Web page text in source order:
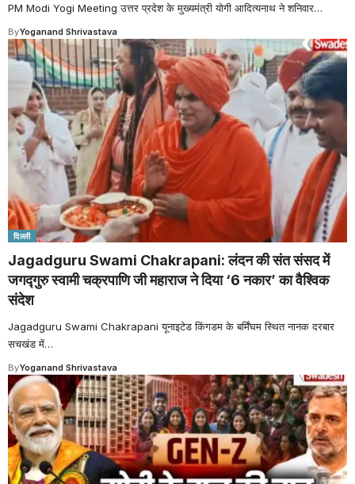
PM Modi Yogi Meeting उत्तर प्रदेश के मुख्यमंत्री योगी आदित्यनाथ ने शनिवार…
ByYoganand Shrivastava
दिल्ली
Jagadguru Swami Chakrapani: लंदन की संत संसद में
जगद्गुरु स्वामी चक्रपाणि जी महाराज ने दिया ‘6 नकार’ का वैश्विक
संदेश
Jagadguru Swami Chakrapani यूनाइटेड किंगडम के बर्मिंघम स्थित नानक दरबार
सचखंड में…
ByYoganand Shrivastava